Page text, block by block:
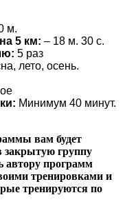
м.
5 км: – 18 м. 30 с.
5 раз
лето, осень.
Минимум 40 минут.
вам будет
закрытую группу
автору программ
тренировками и
тренируются по